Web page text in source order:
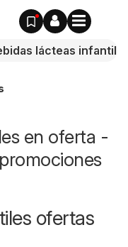
en oferta -
ofertas